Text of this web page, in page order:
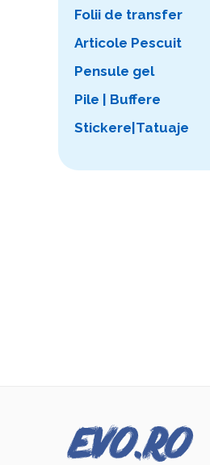
Folii de transfer
Articole Pescuit
Pensule gel
Pile | Buffere
Stickere|Tatuaje
-8%